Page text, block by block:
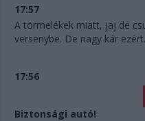
17:57
A törmelékek miatt, jaj de
versenybe. De nagy kár ezért.
17:56
Biztonsági autó!